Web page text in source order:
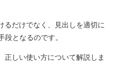
るだけでなく、見出しを適切に
となるのです。
正しい使い方について解説しま